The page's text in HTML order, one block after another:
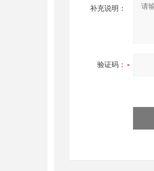
补充说明：
验证码：